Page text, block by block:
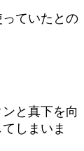
ていたとの
と真下を向
しまいま